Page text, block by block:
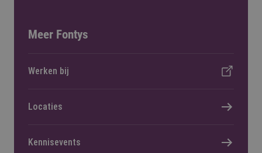
Meer Fontys
Werken bij
Locaties
Kennisevents